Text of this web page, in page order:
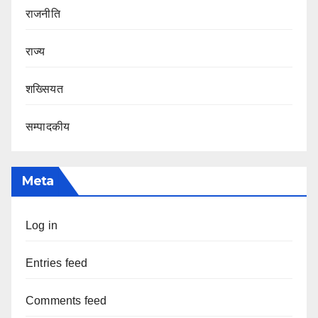
राजनीति
राज्य
शख्सियत
सम्पादकीय
Meta
Log in
Entries feed
Comments feed